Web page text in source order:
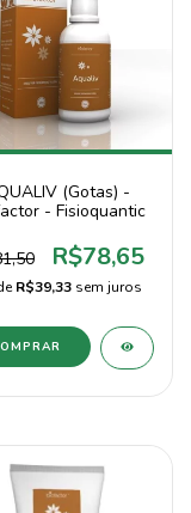
(Gotas) -
- Fisioquantic
R$78,65
R$39,33 sem juros